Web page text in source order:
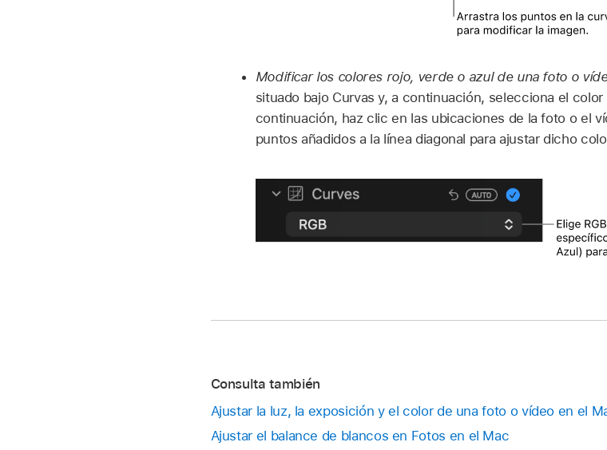
Modificar los colores rojo, verde o azul de una foto o
situado bajo Curvas y, a continuación, selecciona el
continuación, haz clic en las ubicaciones de la foto o el
puntos añadidos a la línea diagonal para ajustar dicho
Consulta también
Ajustar la luz, la exposición y el color de una foto o vídeo en el
Ajustar el balance de blancos en Fotos en el Mac